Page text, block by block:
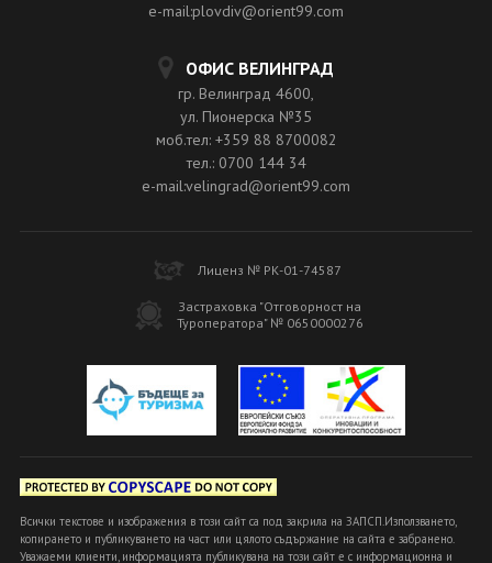
e-mail:plovdiv@orient99.com
ОФИС ВЕЛИНГРАД
гр. Велинград 4600,
ул. Пионерска №35
моб.тел: +359 88 8700082
тел.: 0700 144 34
e-mail:velingrad@orient99.com
Лиценз № РК-01-74587
Застраховка "Отговорност на
Туроператора" № 0650000276
Всички текстове и изображения в този сайт са под закрила на ЗАПСП.Използването,
копирането и публикуването на част или цялото съдържание на сайта е забранено.
Уважаеми клиенти, информацията публикувана на този сайт е с информационна и